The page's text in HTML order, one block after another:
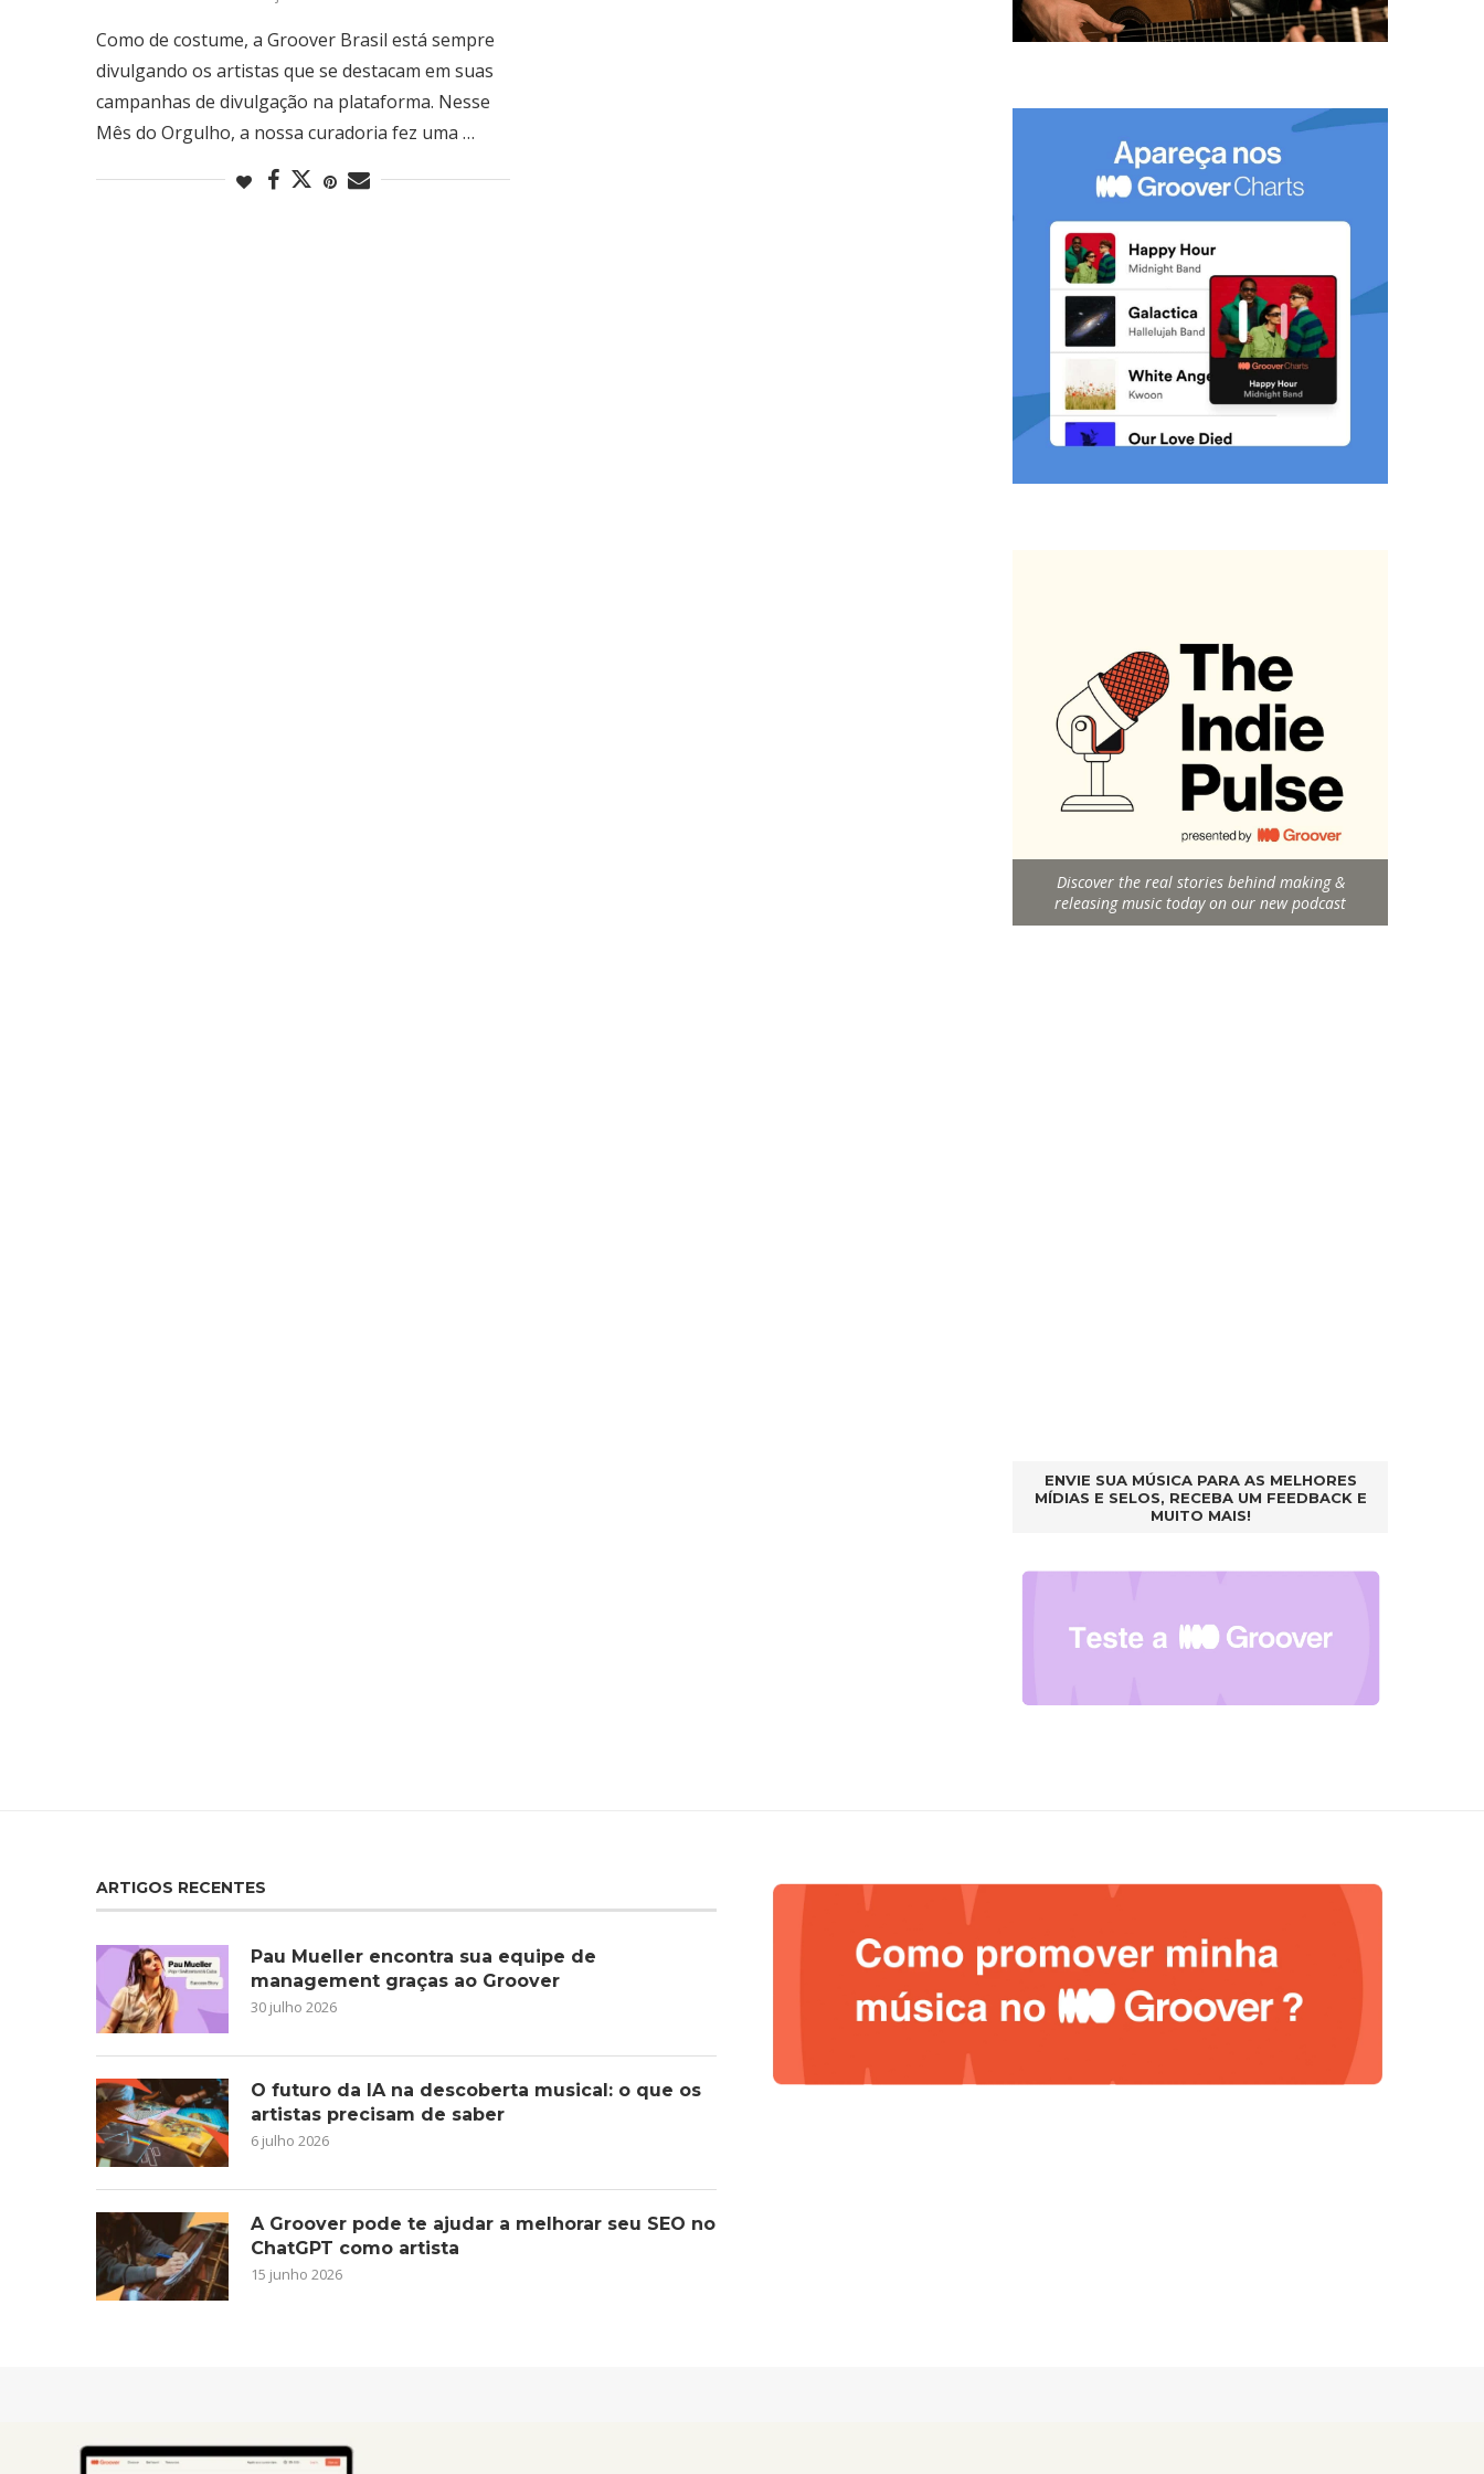
Como de costume, a Groover Brasil está sempre
divulgando os artistas que se destacam em suas
campanhas de divulgação na plataforma. Nesse
Mês do Orgulho, a nossa curadoria fez uma …
Discover the real stories behind making &
releasing music today on our new podcast
ENVIE SUA MÚSICA PARA AS MELHORES
MÍDIAS E SELOS, RECEBA UM FEEDBACK E
MUITO MAIS!
ARTIGOS RECENTES
Pau Mueller encontra sua equipe de
management graças ao Groover
30 julho 2026
O futuro da IA na descoberta musical: o que os
artistas precisam de saber
6 julho 2026
A Groover pode te ajudar a melhorar seu SEO no
ChatGPT como artista
15 junho 2026